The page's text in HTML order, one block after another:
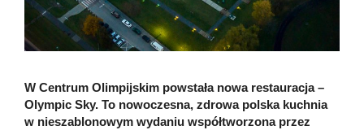
W Centrum Olimpijskim powstała nowa restauracja –
Olympic Sky. To nowoczesna, zdrowa polska kuchnia
w nieszablonowym wydaniu współtworzona przez